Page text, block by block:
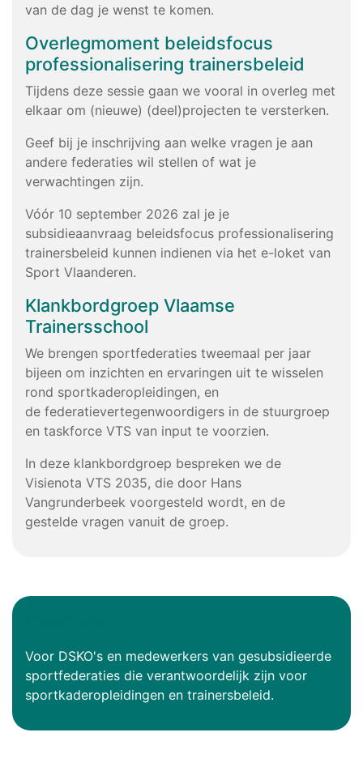
van de dag je wenst te komen.
Overlegmoment beleidsfocus
professionalisering trainersbeleid
Tijdens deze sessie gaan we vooral in overleg met
elkaar om (nieuwe) (deel)projecten te versterken.
Geef bij je inschrijving aan welke vragen je aan
andere federaties wil stellen of wat je
verwachtingen zijn.
Vóór 10 september 2026 zal je je
subsidieaanvraag beleidsfocus professionalisering
trainersbeleid kunnen indienen via het e-loket van
Sport Vlaanderen.
Klankbordgroep Vlaamse
Trainersschool
We brengen sportfederaties tweemaal per jaar
bijeen om inzichten en ervaringen uit te wisselen
rond sportkaderopleidingen, en
de federatievertegenwoordigers in de stuurgroep
en taskforce VTS van input te voorzien.
In deze klankbordgroep bespreken we de
Visienota VTS 2035, die door Hans
Vangrunderbeek voorgesteld wordt, en de
gestelde vragen vanuit de groep.
Voor DSKO's en medewerkers van gesubsidieerde
sportfederaties die verantwoordelijk zijn voor
sportkaderopleidingen en trainersbeleid.